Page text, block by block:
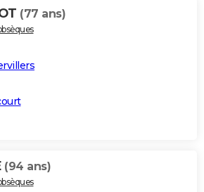
(77 ans)
(94 ans)